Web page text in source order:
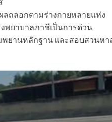
ลถลอกตามร่างกายหลายแห่ง
พยาบาลภาชีเป็นการด่วน
ยานหลักฐาน และสอบสวนหา